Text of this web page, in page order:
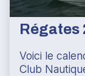
Régates
Voici le
Club